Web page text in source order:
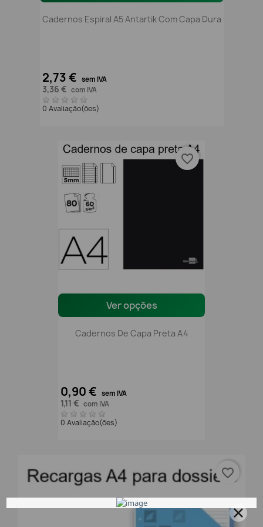
Cadernos Espiral A5 Antartik Com Capa Dura
2,73 € sem IVA
3,36 € com IVA
0 Avaliação(ões)
Ver opções
Cadernos De Capa Preta A4
0,90 € sem IVA
1,11 € com IVA
0 Avaliação(ões)
favorite_border
favorite_border